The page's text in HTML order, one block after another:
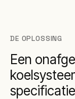
DE OPLOSSING
Een